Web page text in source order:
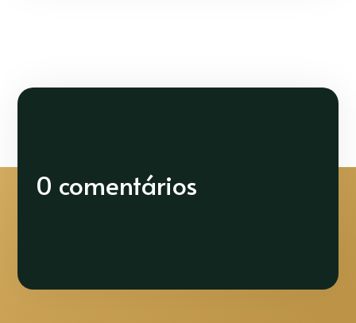
0 comentários